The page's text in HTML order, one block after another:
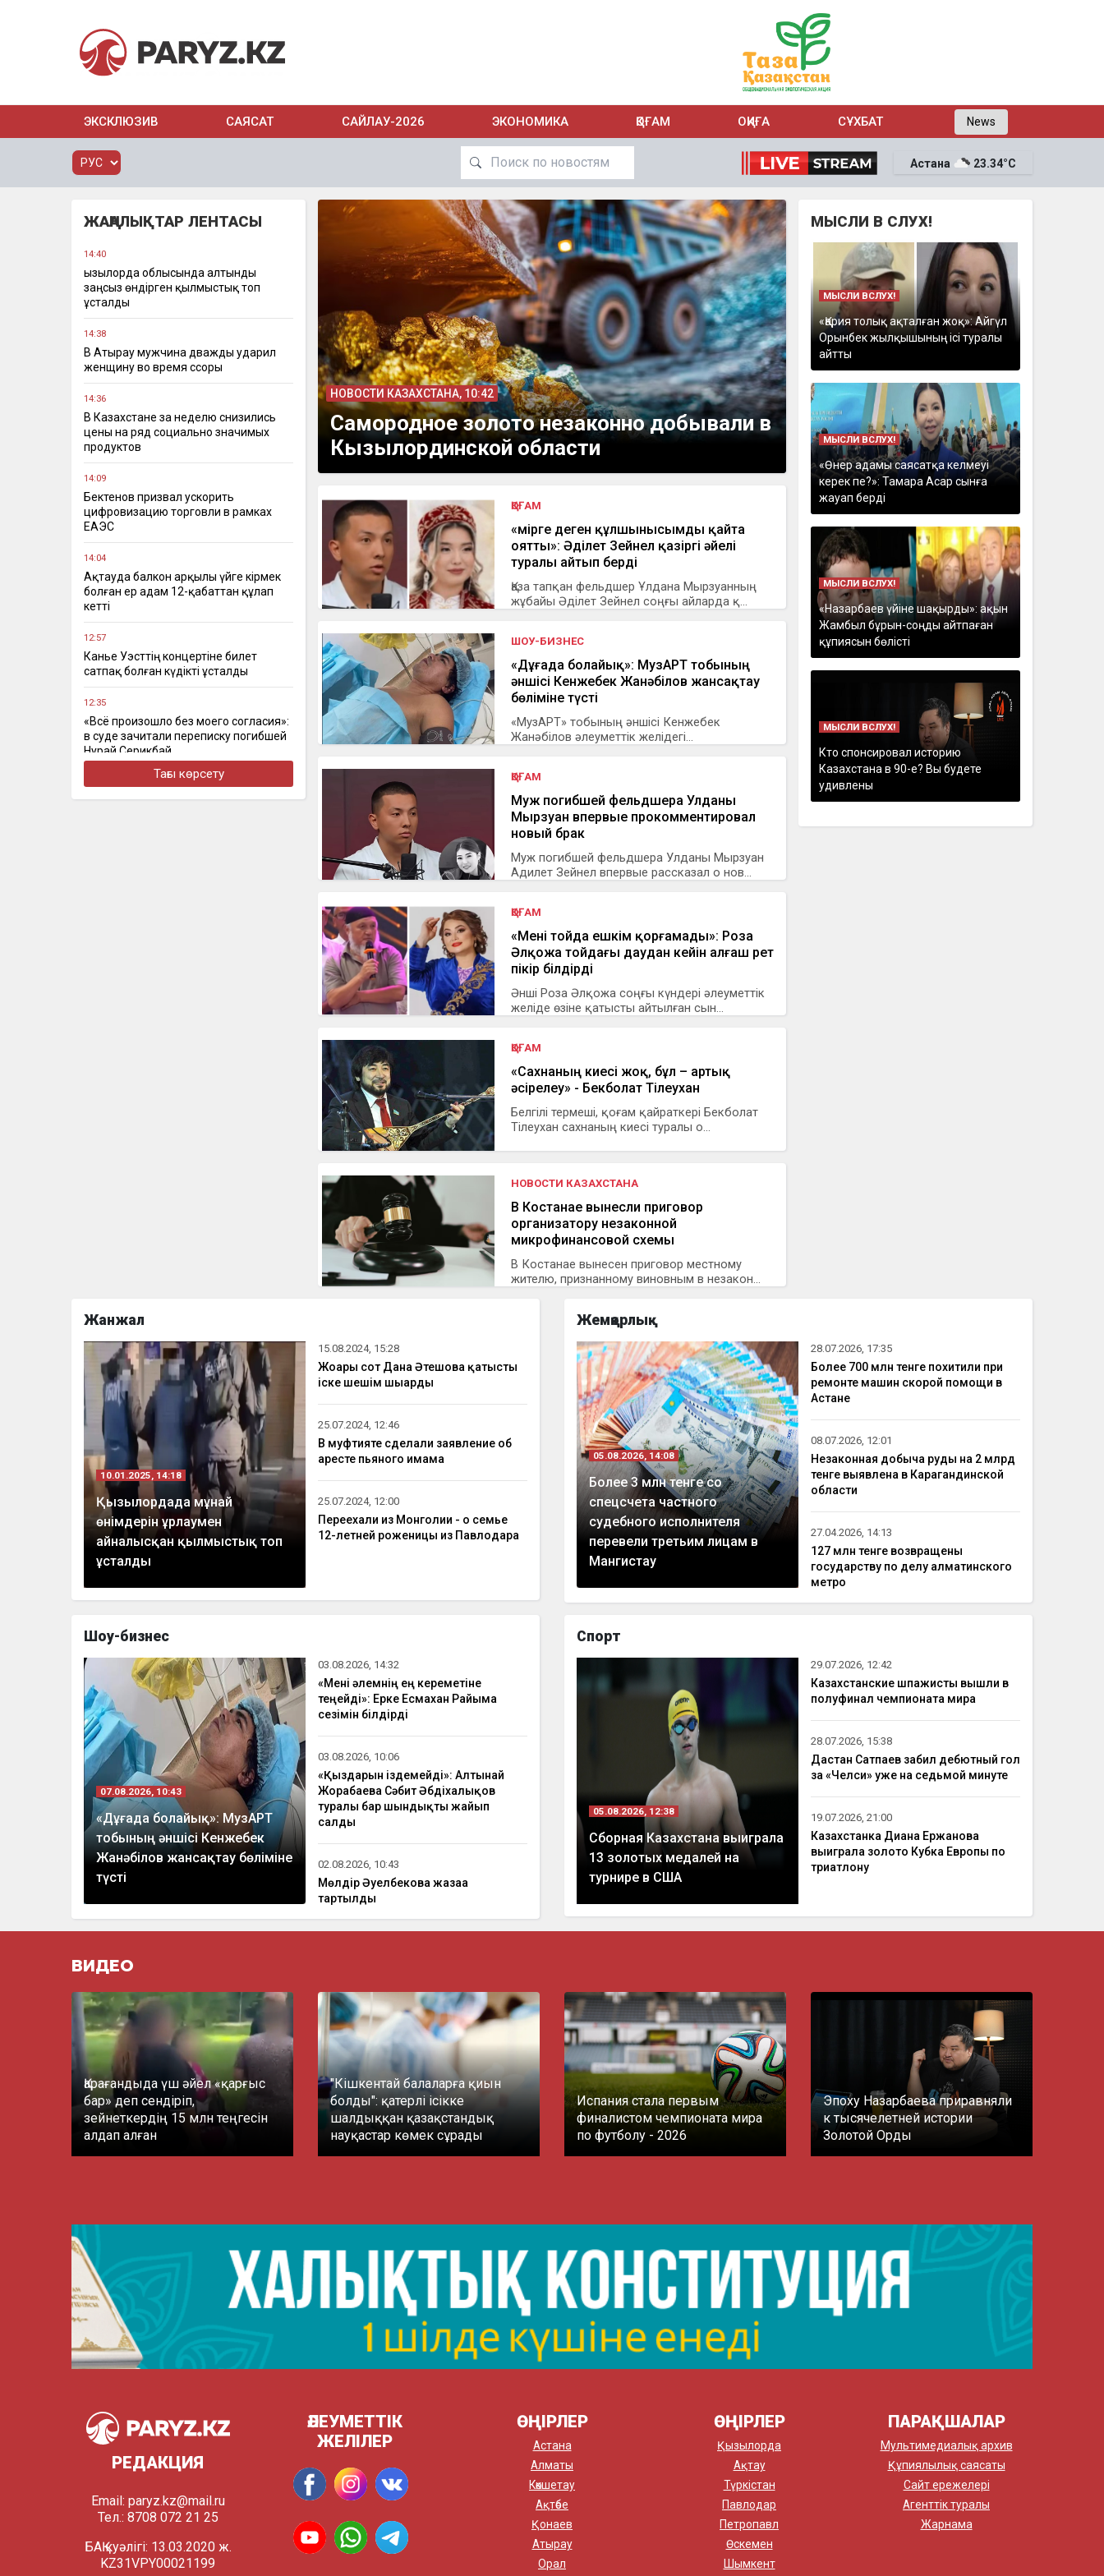
ЭКСКЛЮЗИВ САЯСАТ САЙЛАУ-2026 ЭКОНОМИКА ҚОҒАМ ОҚИҒА СҰХБАТ News
Астана 23.34°C
ЖАҢАЛЫҚТАР ЛЕНТАСЫ
14:40
Қызылорда облысында алтынды
заңсыз өндірген қылмыстық топ
ұсталды
14:38
В Атырау мужчина дважды ударил
женщину во время ссоры
14:36
В Казахстане за неделю снизились
цены на ряд социально значимых
продуктов
14:09
Бектенов призвал ускорить
цифровизацию торговли в рамках
ЕАЭС
14:04
Ақтауда балкон арқылы үйге кірмек
болған ер адам 12-қабаттан құлап
кетті
12:57
Канье Уэсттің концертіне билет
сатпақ болған күдікті ұсталды
12:35
«Всё произошло без моего согласия»:
в суде зачитали переписку погибшей
Нурай Серикбай
В Кокшетау афера с арендой бизнеса
Тағы көрсету
НОВОСТИ КАЗАХСТАНА, 10:42
Самородное золото незаконно добывали в
Кызылординской области
ҚОҒАМ
«Өмірге деген құлшынысымды қайта
оятты»: Әділет Зейнел қазіргі әйелі
туралы айтып берді
Қаза тапқан фельдшер Ұлдана Мырзуанның
жұбайы Әділет Зейнел соңғы айларда қ...
ШОУ-БИЗНЕС
«Дұғада болайық»: МузАРТ тобының
әншісі Кенжебек Жанәбілов жансақтау
бөліміне түсті
«МузАРТ» тобының әншісі Кенжебек
Жанәбілов әлеуметтік желідегі...
ҚОҒАМ
Муж погибшей фельдшера Улданы
Мырзуан впервые прокомментировал
новый брак
Муж погибшей фельдшера Улданы Мырзуан
Адилет Зейнел впервые рассказал о нов...
ҚОҒАМ
«Мені тойда ешкім қорғамады»: Роза
Әлқожа тойдағы даудан кейін алғаш рет
пікір білдірді
Әнші Роза Әлқожа соңғы күндері әлеуметтік
желіде өзіне қатысты айтылған сын...
ҚОҒАМ
«Сахнаның киесі жоқ, бұл – артық
әсірелеу» - Бекболат Тілеухан
Белгілі термеші, қоғам қайраткері Бекболат
Тілеухан сахнаның киесі туралы о...
НОВОСТИ КАЗАХСТАНА
В Костанае вынесли приговор
организатору незаконной
микрофинансовой схемы
В Костанае вынесен приговор местному
жителю, признанному виновным в незакон...
МЫСЛИ В СЛУХ!
МЫСЛИ ВСЛУХ!
«Қария толық ақталған жоқ»: Айгүл
Орынбек жылқышының ісі туралы
айтты
МЫСЛИ ВСЛУХ!
«Өнер адамы саясатқа келмеуі
керек пе?»: Тамара Асар сынға
жауап берді
МЫСЛИ ВСЛУХ!
«Назарбаев үйіне шақырды»: ақын
Жамбыл бұрын-соңды айтпаған
құпиясын бөлісті
МЫСЛИ ВСЛУХ!
Кто спонсировал историю
Казахстана в 90-е? Вы будете
удивлены
Жанжал
10.01.2025, 14:18
Қызылордада мұнай
өнімдерін ұрлаумен
айналысқан қылмыстық топ
ұсталды
15.08.2024, 15:28
Жоғарғы сот Дана Әтешова қатысты
іске шешім шығарды
25.07.2024, 12:46
В муфтияте сделали заявление об
аресте пьяного имама
25.07.2024, 12:00
Переехали из Монголии - о семье
12-летней роженицы из Павлодара
Жемқорлық
05.08.2026, 14:08
Более 3 млн тенге со
спецсчета частного
судебного исполнителя
перевели третьим лицам в
Мангистау
28.07.2026, 17:35
Более 700 млн тенге похитили при
ремонте машин скорой помощи в
Астане
08.07.2026, 12:01
Незаконная добыча руды на 2 млрд
тенге выявлена в Карагандинской
области
27.04.2026, 14:13
127 млн тенге возвращены
государству по делу алматинского
метро
Шоу-бизнес
07.08.2026, 10:43
«Дұғада болайық»: МузАРТ
тобының әншісі Кенжебек
Жанәбілов жансақтау бөліміне
түсті
03.08.2026, 14:32
«Мені әлемнің ең кереметіне
теңейді»: Ерке Есмахан Райымға
сезімін білдірді
03.08.2026, 10:06
«Қыздарын іздемейді»: Алтынай
Жорабаева Сәбит Әбдіхалықов
туралы бар шындықты жайып
салды
02.08.2026, 10:43
Мөлдір Әуелбекова жазаға
тартылды
Спорт
05.08.2026, 12:38
Сборная Казахстана выиграла
13 золотых медалей на
турнире в США
29.07.2026, 12:42
Казахстанские шпажисты вышли в
полуфинал чемпионата мира
28.07.2026, 15:38
Дастан Сатпаев забил дебютный гол
за «Челси» уже на седьмой минуте
19.07.2026, 21:00
Казахстанка Диана Ержанова
выиграла золото Кубка Европы по
триатлону
ВИДЕО
Қарағандыда үш әйел «қарғыс
бар» деп сендіріп,
зейнеткердің 15 млн теңгесін
алдап алған
"Кішкентай балаларға қиын
болды": қатерлі ісікке
шалдыққан қазақстандық
науқастар көмек сұрады
Испания стала первым
финалистом чемпионата мира
по футболу - 2026
Эпоху Назарбаева приравняли
к тысячелетней истории
Золотой Орды
РЕДАКЦИЯ
Email: paryz.kz@mail.ru
Тел.: 8708 072 21 25
БАҚ куәлігі: 13.03.2020 ж.
KZ31VPY00021199
ӘЛЕУМЕТТІК
ЖЕЛІЛЕР
ӨҢІРЛЕР
Астана
Алматы
Көкшетау
Ақтөбе
Қонаев
Атырау
Орал
ӨҢІРЛЕР
Қызылорда
Ақтау
Түркістан
Павлодар
Петропавл
Өскемен
Шымкент
ПАРАҚШАЛАР
Мультимедиалық архив
Құпиялылық саясаты
Сайт ережелері
Агенттік туралы
Жарнама